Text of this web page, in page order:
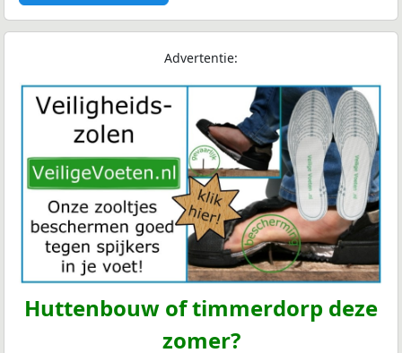
Advertentie:
Huttenbouw of timmerdorp deze
zomer?